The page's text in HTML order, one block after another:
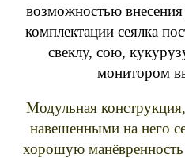
возможностью
комплектации сеялка
свеклу, сою,
монитором
Модульная
навешенными на него
хорошую манёвренность